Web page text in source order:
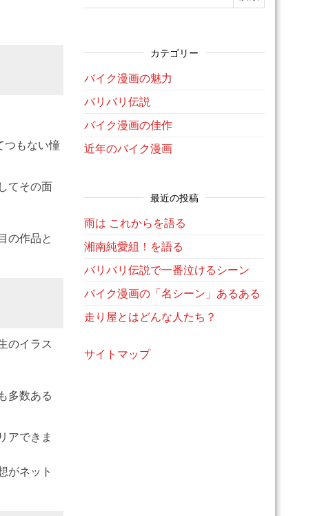
つもない憧
てその面
の作品と
のイラス
多数ある
アできま
がネット
カテゴリー
バイク漫画の魅力
バリバリ伝説
バイク漫画の佳作
近年のバイク漫画
最近の投稿
雨は これからを語る
湘南純愛組！を語る
バリバリ伝説で一番泣けるシーン
バイク漫画の「名シーン」あるある
走り屋とはどんな人たち？
サイトマップ